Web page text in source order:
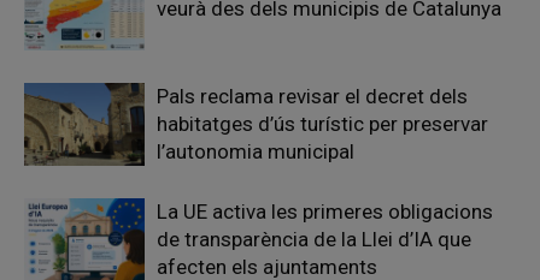
veurà des dels municipis de Catalunya
Pals reclama revisar el decret dels
habitatges d’ús turístic per preservar
l’autonomia municipal
La UE activa les primeres obligacions
de transparència de la Llei d’IA que
afecten els ajuntaments